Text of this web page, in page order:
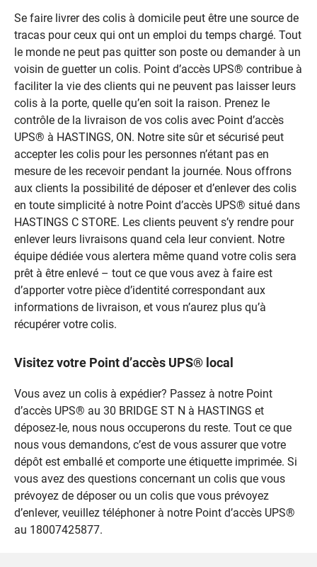
Se faire livrer des colis à domicile peut être une source de
tracas pour ceux qui ont un emploi du temps chargé. Tout
le monde ne peut pas quitter son poste ou demander à un
voisin de guetter un colis. Point d’accès UPS® contribue à
faciliter la vie des clients qui ne peuvent pas laisser leurs
colis à la porte, quelle qu’en soit la raison. Prenez le
contrôle de la livraison de vos colis avec Point d’accès
UPS® à HASTINGS, ON. Notre site sûr et sécurisé peut
accepter les colis pour les personnes n’étant pas en
mesure de les recevoir pendant la journée. Nous offrons
aux clients la possibilité de déposer et d’enlever des colis
en toute simplicité à notre Point d’accès UPS® situé dans
HASTINGS C STORE. Les clients peuvent s’y rendre pour
enlever leurs livraisons quand cela leur convient. Notre
équipe dédiée vous alertera même quand votre colis sera
prêt à être enlevé – tout ce que vous avez à faire est
d’apporter votre pièce d’identité correspondant aux
informations de livraison, et vous n’aurez plus qu’à
récupérer votre colis.
Visitez votre Point d’accès UPS® local
Vous avez un colis à expédier? Passez à notre Point
d’accès UPS® au 30 BRIDGE ST N à HASTINGS et
déposez-le, nous nous occuperons du reste. Tout ce que
nous vous demandons, c’est de vous assurer que votre
dépôt est emballé et comporte une étiquette imprimée. Si
vous avez des questions concernant un colis que vous
prévoyez de déposer ou un colis que vous prévoyez
d’enlever, veuillez téléphoner à notre Point d’accès UPS®
au 18007425877.